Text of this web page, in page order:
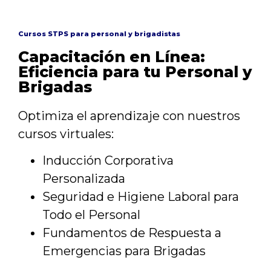
Cursos STPS para personal y brigadistas
Capacitación en Línea:
Eficiencia para tu Personal y
Brigadas
Optimiza el aprendizaje con nuestros
cursos virtuales:
Inducción Corporativa
Personalizada
Seguridad e Higiene Laboral para
Todo el Personal
Fundamentos de Respuesta a
Emergencias para Brigadas